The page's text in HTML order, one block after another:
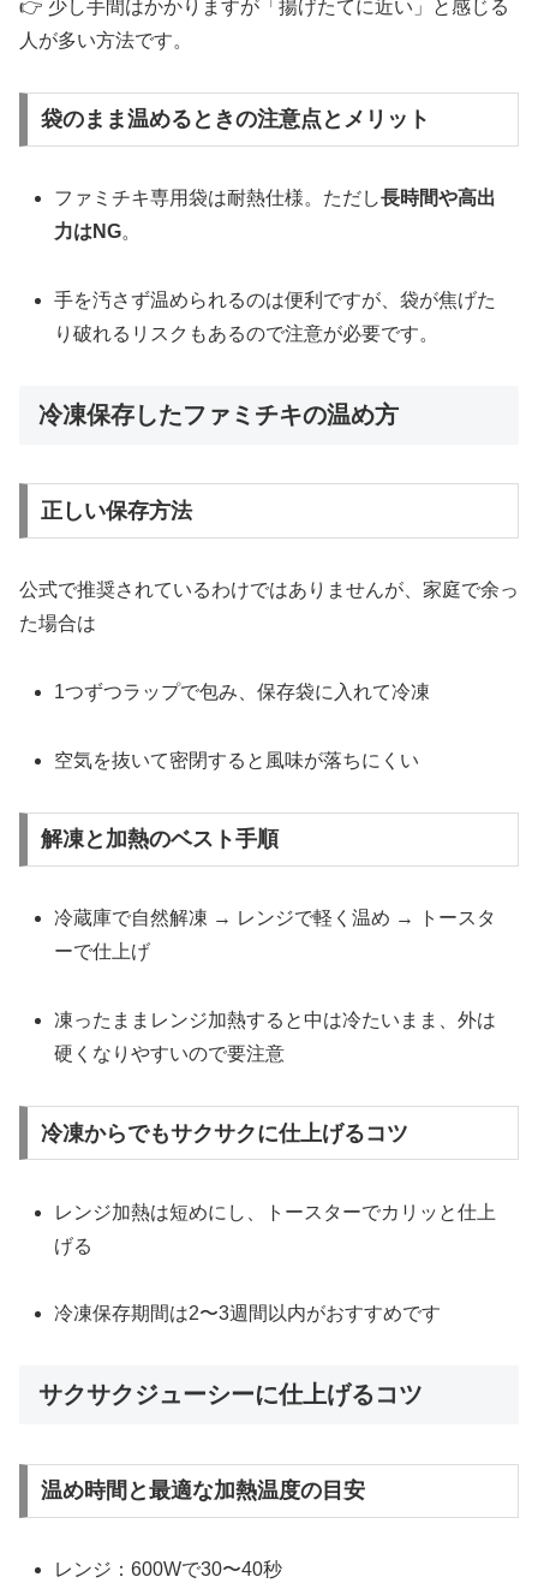
👉 少し手間はかかりますが「揚げたてに近い」と感じる
人が多い方法です。
袋のまま温めるときの注意点とメリット
ファミチキ専用袋は耐熱仕様。ただし長時間や高出
力はNG。
手を汚さず温められるのは便利ですが、袋が焦げた
り破れるリスクもあるので注意が必要です。
冷凍保存したファミチキの温め方
正しい保存方法
公式で推奨されているわけではありませんが、家庭で余っ
た場合は
1つずつラップで包み、保存袋に入れて冷凍
空気を抜いて密閉すると風味が落ちにくい
解凍と加熱のベスト手順
冷蔵庫で自然解凍 → レンジで軽く温め → トースタ
ーで仕上げ
凍ったままレンジ加熱すると中は冷たいまま、外は
硬くなりやすいので要注意
冷凍からでもサクサクに仕上げるコツ
レンジ加熱は短めにし、トースターでカリッと仕上
げる
冷凍保存期間は2〜3週間以内がおすすめです
サクサクジューシーに仕上げるコツ
温め時間と最適な加熱温度の目安
レンジ：600Wで30〜40秒